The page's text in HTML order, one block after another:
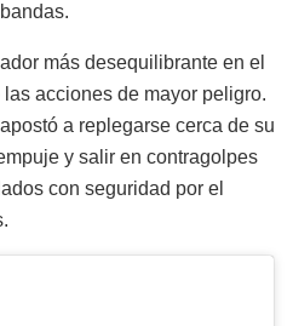
más desequilibrante en el
acciones de mayor peligro.
a replegarse cerca de su
y salir en contragolpes
con seguridad por el